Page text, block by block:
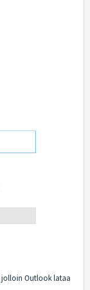
Outlook lataa